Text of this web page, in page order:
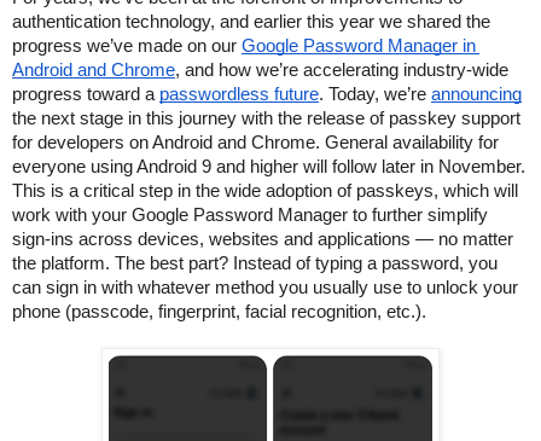
authentication technology, and earlier this year we shared the
progress we’ve made on our Google Password Manager in
Android and Chrome, and how we’re accelerating industry-wide
progress toward a passwordless future. Today, we’re announcing
the next stage in this journey with the release of passkey support
for developers on Android and Chrome. General availability for
everyone using Android 9 and higher will follow later in November.
This is a critical step in the wide adoption of passkeys, which will
work with your Google Password Manager to further simplify
sign-ins across devices, websites and applications — no matter
the platform. The best part? Instead of typing a password, you
can sign in with whatever method you usually use to unlock your
phone (passcode, fingerprint, facial recognition, etc.).